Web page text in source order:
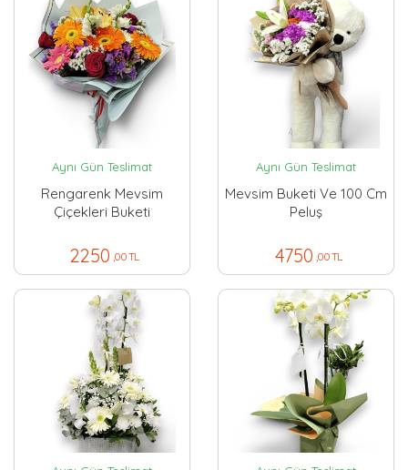
Aynı Gün Teslimat
Rengarenk Mevsim
Çiçekleri Buketi
2250 ,00 TL
Aynı Gün Teslimat
Mevsim Buketi Ve 100 Cm
Peluş
4750 ,00 TL